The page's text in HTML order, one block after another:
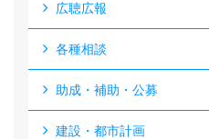
広聴広報
各種相談
助成・補助・公募
建設・都市計画